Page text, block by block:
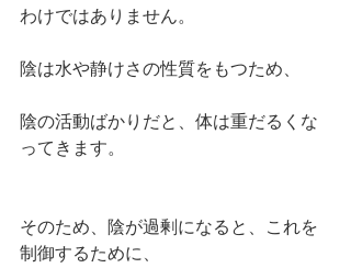
わけではありません。
陰は水や静けさの性質をもつため、
陰の活動ばかりだと、体は重だるくな
ってきます。
そのため、陰が過剰になると、これを
制御するために、